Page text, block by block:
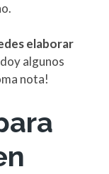
elaborar
algunos
nota!